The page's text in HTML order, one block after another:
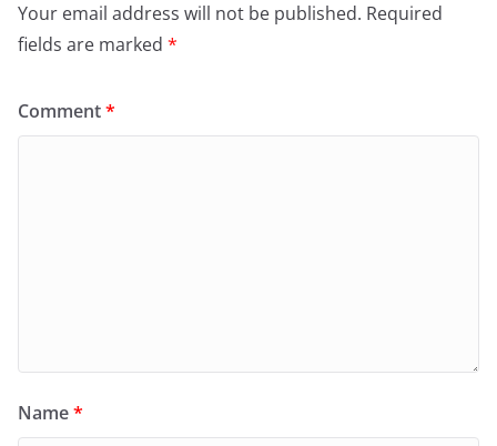
Your email address will not be published. Required
fields are marked *
Comment*
Name*